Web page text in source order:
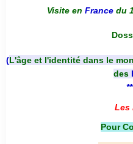
Visite en France du 1
(L'âge et l'identité dans le
des
Les
Pour